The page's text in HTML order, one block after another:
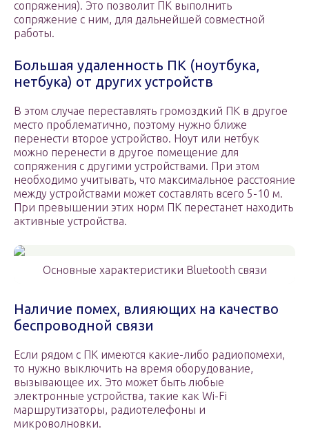
сопряжения). Это позволит ПК выполнить
сопряжение с ним, для дальнейшей совместной
работы.
Большая удаленность ПК (ноутбука,
нетбука) от других устройств
В этом случае переставлять громоздкий ПК в другое
место проблематично, поэтому нужно ближе
перенести второе устройство. Ноут или нетбук
можно перенести в другое помещение для
сопряжения с другими устройствами. При этом
необходимо учитывать, что максимальное расстояние
между устройствами может составлять всего 5-10 м.
При превышении этих норм ПК перестанет находить
активные устройства.
Основные характеристики Bluetooth связи
Наличие помех, влияющих на качество
беспроводной связи
Если рядом с ПК имеются какие-либо радиопомехи,
то нужно выключить на время оборудование,
вызывающее их. Это может быть любые
электронные устройства, такие как Wi-Fi
маршрутизаторы, радиотелефоны и
микроволновки.